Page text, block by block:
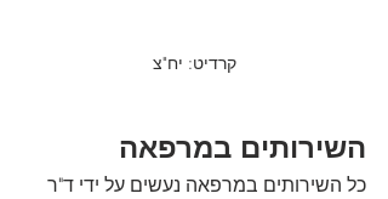
קרדיט: יח"צ
השירותים במרפאה
כל השירותים במרפאה נעשים על ידי ד"ר